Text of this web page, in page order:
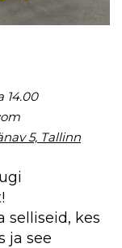
14.00
5, Tallinn
selliseid, kes
ja see